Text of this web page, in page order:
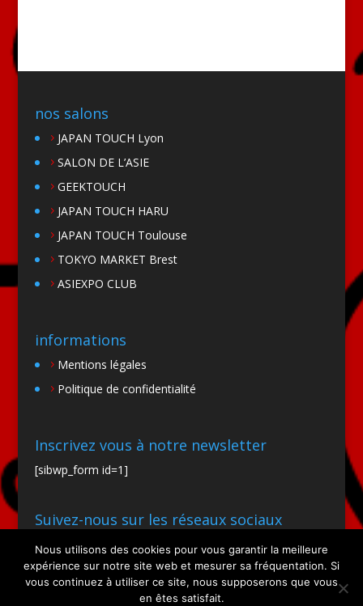
nos salons
JAPAN TOUCH Lyon
SALON DE L’ASIE
GEEKTOUCH
JAPAN TOUCH HARU
JAPAN TOUCH Toulouse
TOKYO MARKET Brest
ASIEXPO CLUB
informations
Mentions légales
Politique de confidentialité
Inscrivez vous à notre newsletter
[sibwp_form id=1]
Suivez-nous sur les réseaux sociaux
Nous utilisons des cookies pour vous garantir la meilleure
expérience sur notre site web et mesurer sa fréquentation. Si
vous continuez à utiliser ce site, nous supposerons que vous
en êtes satisfait.